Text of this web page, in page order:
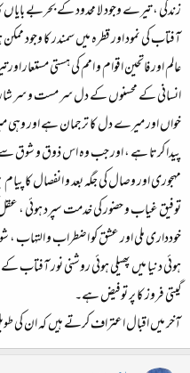
زندگی ، تیرے وجود لا محدود کے بحربے
آفتاب کی نمود اور قطرہ میں سمندر کا
عالم اور فاتحین اقوام و امم کی ہستی
انسانی کے محسنوں کے دل سر مست و سر شار
خواں اور میرے دل کا ترجمان ہے اور وہی
پیدا کرتا ہے ، اور جب وہ اس ذوق و شوق
مہجوری اور وصال کی جگہ بعد و انفصال کا
توفیق غیاب و حضور کی خدمت سپرد ہوئی ، عقل
خودداری ملی اور عشق کو اضطراب و
ہوئی دنیا میں پھیلی ہوئی روشنی نور
گیتی فروز کا پر توفیض ہے۔
آخر میں اقبال اعتراف کرتے ہیں کہ ان کی